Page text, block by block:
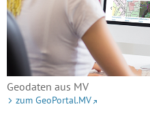
Geodaten aus MV
zum GeoPortal.MV